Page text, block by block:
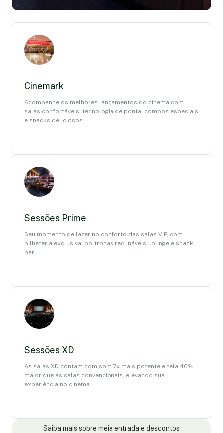
Cinemark
Acompanhe os melhores lançamentos do cinema com
salas confortáveis, tecnologia de ponta, combos especiais
e snacks deliciosos.
Sessões Prime
Seu momento de lazer no conforto das salas VIP, com
bilheteria exclusiva, poltronas reclináveis, lounge e snack
bar.
Sessões XD
As salas XD contam com som 7x mais potente e tela 40%
maior que as salas convencionais, elevando sua
experiência no cinema.
Saiba mais sobre meia entrada e descontos